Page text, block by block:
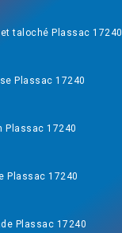
taloché Plassac 17240
Plassac 17240
Plassac 17240
Plassac 17240
Plassac 17240